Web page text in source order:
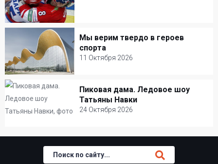
27 Августа 2026
Ледовый дворец Мегаспорт
Хоккей
Мы верим твердо в героев
спорта
11 Октября 2026
Мы верим твердо в героев спорта
11 Октября 2026
Пиковая дама. Ледовое шоу
Татьяны Навки
24 Октября 2026
Пиковая дама. Ледовое шоу Татьяны
Навки